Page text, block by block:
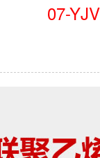
07-YJV